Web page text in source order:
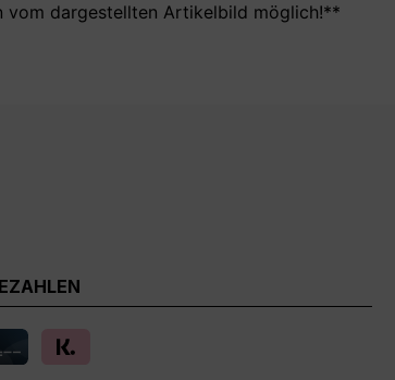
vom dargestellten Artikelbild möglich!**